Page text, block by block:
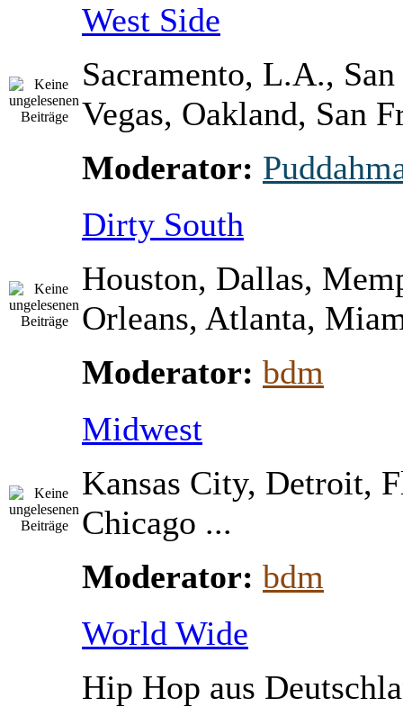
West Side
Sacramento, L.A.,
Vegas, Oakland, San
Moderator:
Dirty South
Houston, Dallas,
Orleans, Atlanta,
Moderator: bdm
Midwest
Kansas City, Detroit,
Chicago ...
Moderator: bdm
World Wide
Hip Hop aus